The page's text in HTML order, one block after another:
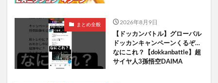
まとめ全般 2026年8月9日
【ドッカンバトル】グローバル
ドッカンキャンペーンくるぞ…
なにこれ？【dokkanbattle】超
サイヤ人3孫悟空DAIMA